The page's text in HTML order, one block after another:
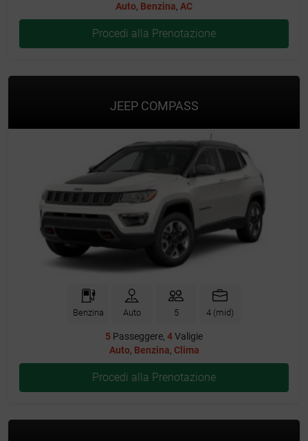
Auto, Benzina, AC
Procedi alla Prenotazione
JEEP COMPASS
Benzina Auto 5 4 (mid)
5 Passeggere, 4Valigie
Auto, Benzina, Clima
Procedi alla Prenotazione